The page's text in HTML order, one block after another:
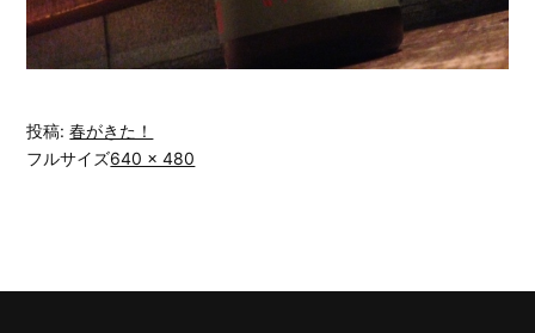
投稿:春がきた！
フルサイズ640 × 480